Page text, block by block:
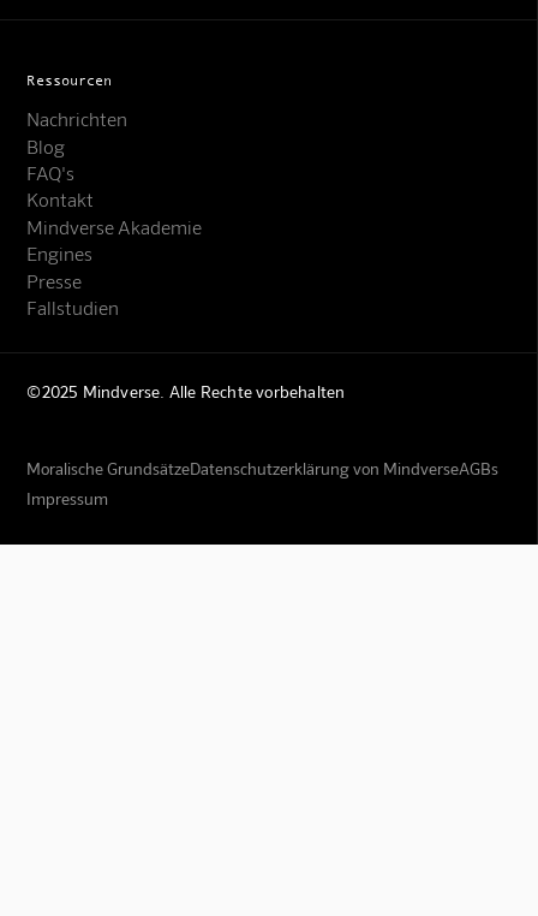
Ressourcen
Nachrichten
Blog
FAQ's
Kontakt
Mindverse Akademie
Engines
Presse
Fallstudien
©2025 Mindverse. Alle Rechte vorbehalten
Moralische GrundsätzeDatenschutzerklärung von MindverseAGBs
Impressum